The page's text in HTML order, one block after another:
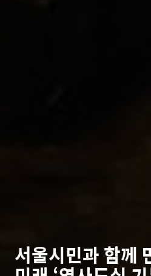
서울시민과 함께